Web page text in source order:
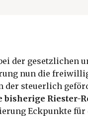
der gesetzlichen
nun die
der steuerlich
bisherige Riester-
Eckpunkte